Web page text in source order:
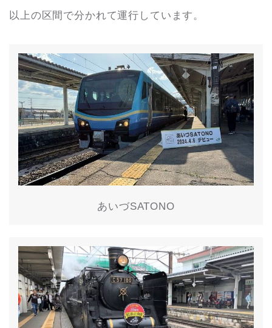
以上の区間で分かれて運行しています。
あいづSATONO